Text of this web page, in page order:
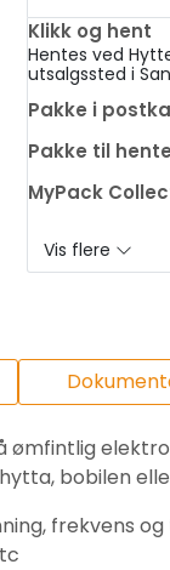
Klikk og hent
Hentes ved
utsalgssted i
Pakke i
Pakke til
MyPack
Vis flere
bobilen
frekvens